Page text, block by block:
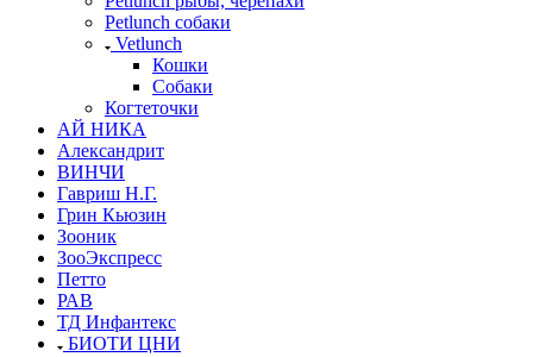
Petlunch собаки
Vetlunch
Кошки
Собаки
Когтеточки
АЙ НИКА
Александрит
ВИНЧИ
Гавриш Н.Г.
Грин Кьюзин
Зооник
ЗооЭкспресс
Петто
РАВ
ТД Инфантекс
БИОТИ ЦНИ